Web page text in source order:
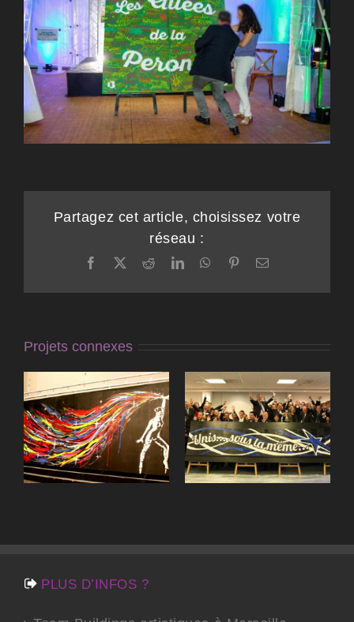
Partagez cet article, choisissez votre
réseau :
Facebook RedditLinkedInWhatsApp
PinterestEmail
Projets connexes
Animation
Fresque Puzzle
à Marseille,
Toulon, Nice
Animation Photo
Light Painting à
Marseille, Nice,
Toulon
PLUS D’INFOS ?